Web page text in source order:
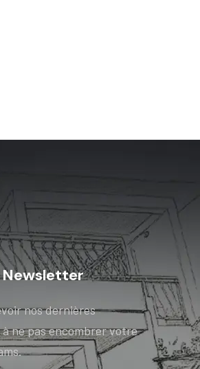
Newsletter
nos dernières
ne pas encombrer votre